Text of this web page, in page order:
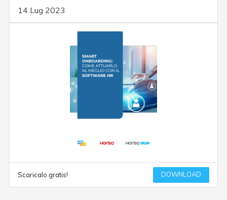
14 Lug 2023
Scaricalo gratis! DOWNLOAD